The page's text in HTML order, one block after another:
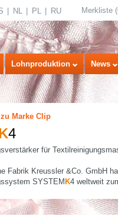
NL PL RU Merkliste (
Lohnproduktion News
Marke Clip
4
für
Fabrik Kreussler &Co. GmbH
SYSTEM K4 weltweit